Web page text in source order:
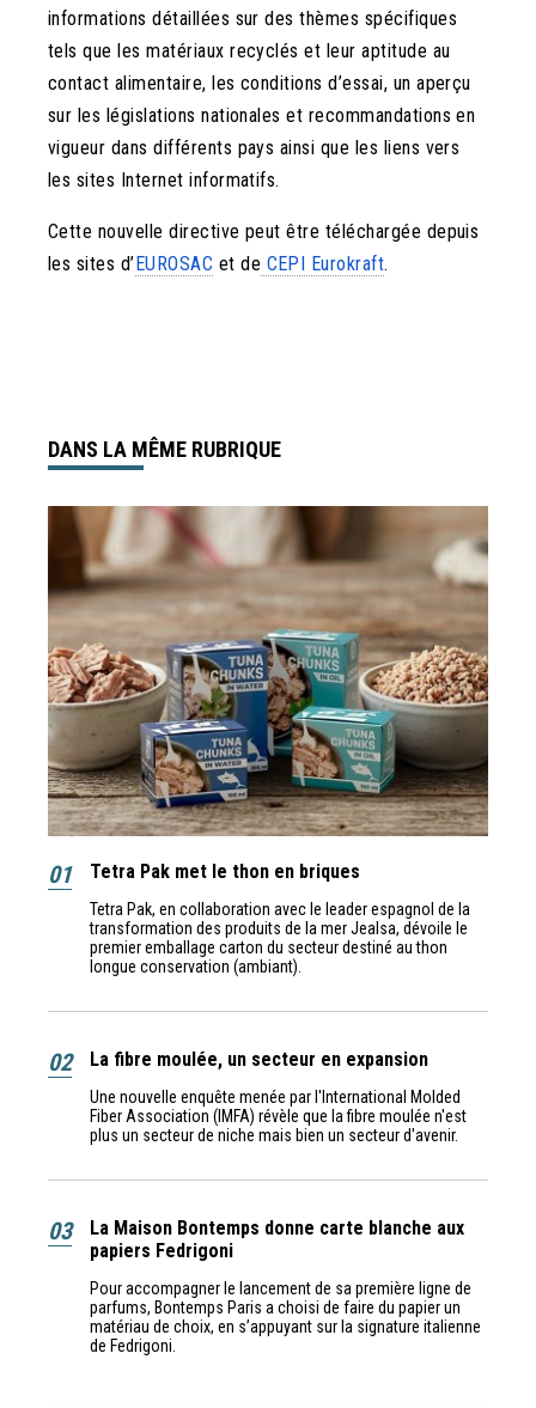
informations détaillées sur des thèmes spécifiques
tels que les matériaux recyclés et leur aptitude au
contact alimentaire, les conditions d’essai, un aperçu
sur les législations nationales et recommandations en
vigueur dans différents pays ainsi que les liens vers
les sites Internet informatifs.
Cette nouvelle directive peut être téléchargée depuis
les sites d’ EUROSAC et de CEPI Eurokraft.
DANS LA MÊME RUBRIQUE
01 Tetra Pak met le thon en briques
Tetra Pak, en collaboration avec le leader espagnol de la
transformation des produits de la mer Jealsa, dévoile le
premier emballage carton du secteur destiné au thon
longue conservation (ambiant).
02 La fibre moulée, un secteur en expansion
Une nouvelle enquête menée par l'International Molded
Fiber Association (IMFA) révèle que la fibre moulée n'est
plus un secteur de niche mais bien un secteur d'avenir.
03
La Maison Bontemps donne carte blanche aux
papiers Fedrigoni
Pour accompagner le lancement de sa première ligne de
parfums, Bontemps Paris a choisi de faire du papier un
matériau de choix, en s’appuyant sur la signature italienne
de Fedrigoni.